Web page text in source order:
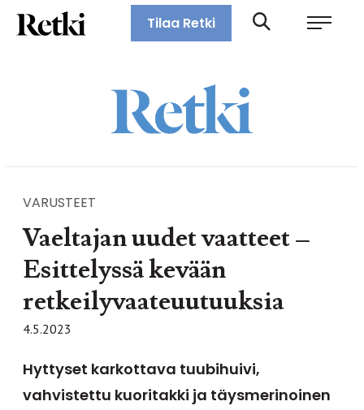
Siirry
suoraan
Retki-lehti
Tilaa Retki
VARUSTEET
Vaeltajan uudet vaatteet –
Esittelyssä kevään
retkeilyvaateuutuuksia
4.5.2023
Hyttyset karkottava tuubihuivi,
vahvistettu kuoritakki ja täysmerinoinen